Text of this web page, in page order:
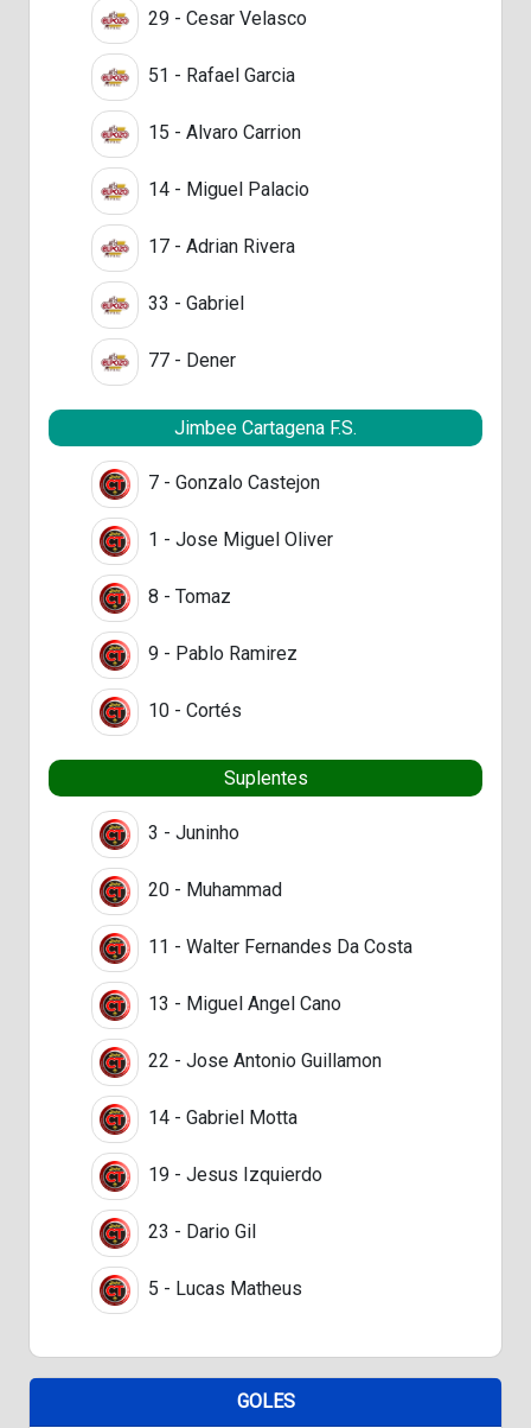
29 - Cesar Velasco
51 - Rafael Garcia
15 - Alvaro Carrion
14 - Miguel Palacio
17 - Adrian Rivera
33 - Gabriel
77 - Dener
Jimbee Cartagena F.S.
7 - Gonzalo Castejon
1 - Jose Miguel Oliver
8 - Tomaz
9 - Pablo Ramirez
10 - Cortés
Suplentes
3 - Juninho
20 - Muhammad
11 - Walter Fernandes Da Costa
13 - Miguel Angel Cano
22 - Jose Antonio Guillamon
14 - Gabriel Motta
19 - Jesus Izquierdo
23 - Dario Gil
5 - Lucas Matheus
GOLES